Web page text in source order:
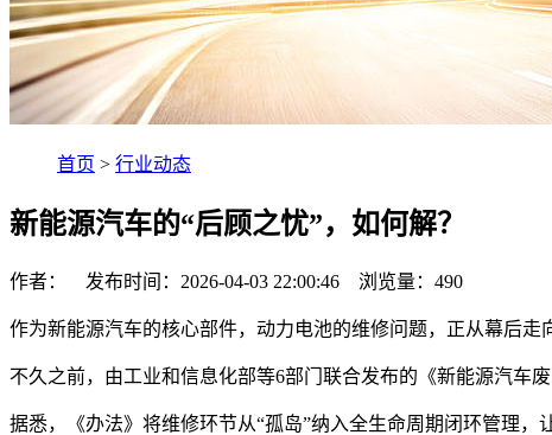
首页 > 行业动态
新能源汽车的“后顾之忧”，如何解？
作者： 发布时间：2026-04-03 22:00:46 浏览量： 490
作为新能源汽车的核心部件，动力电池的维修问题，正从幕后走
不久之前，由工业和信息化部等6部门联合发布的《新能源汽车
据悉，《办法》将维修环节从“孤岛”纳入全生命周期闭环管理，